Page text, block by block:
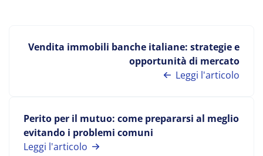
Vendita immobili banche italiane: strategie e
opportunità di mercato
Leggi l'articolo
Perito per il mutuo: come prepararsi al meglio
evitando i problemi comuni
Leggi l'articolo